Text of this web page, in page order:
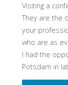
Visiting a
They are the
your
who are as
I had the
Potsdam in